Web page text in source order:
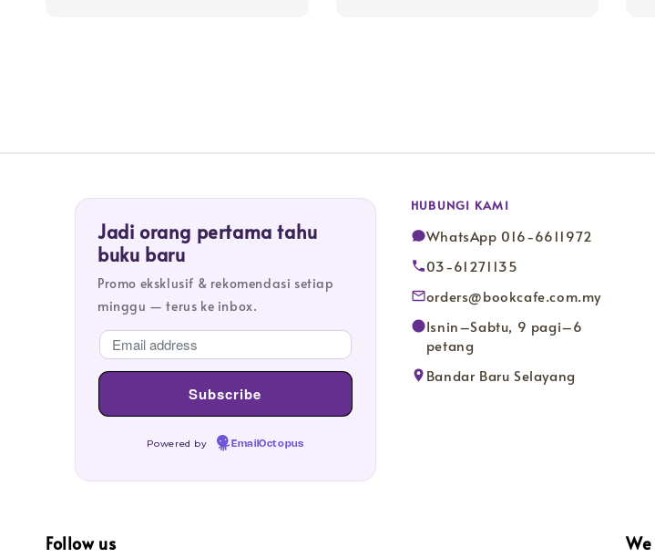
Jadi orang pertama tahu
buku baru
Promo eksklusif & rekomendasi setiap
minggu — terus ke inbox.
Powered by EmailOctopus
HUBUNGI KAMI
WhatsApp 016-6611972
03-61271135
orders@bookcafe.com.my
Isnin–Sabtu, 9 pagi–6
petang
Bandar Baru Selayang
Follow us